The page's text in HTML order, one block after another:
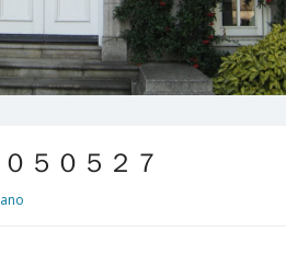
０５２７